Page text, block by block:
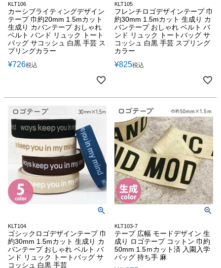
KLT106
カーシブライティングデザイン
テープ 巾約20mm 1.5mカット
生成り カバンテープ おしゃれ
ベルト バンド リュック トート
バッグ サコッシュ 白黒 手芸 ス
プリングカラー
¥726税込
KLT105
フレンチロゴデザインテープ 巾
約30mm 1.5mカット 生成り カ
バンテープ おしゃれ ベルト バ
ンド リュック トートバッグ サ
コッシュ 白黒 手芸 スプリング
カラー
¥825税込
KLT104
ゴシックロゴデザインテープ 巾
約30mm 1.5mカット 生成り カ
バンテープ おしゃれ ベルト バ
ンド リュック トートバッグ サ
コッシュ 白黒 手芸
KLT103-7
テープ 広幅 モードデザイン 生
成り ロゴテープ コットン 巾約
50mm 1.5ｍカット済 入園入学
バッグ 持ち手 麻